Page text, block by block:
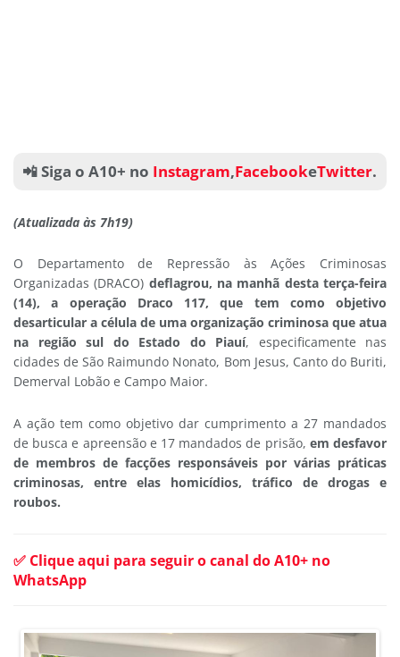
📲 Siga o A10+ no Instagram,FacebookeTwitter.
(Atualizada às 7h19)
O Departamento de Repressão às Ações Criminosas
Organizadas (DRACO) deflagrou, na manhã desta terça-feira
(14), a operação Draco 117, que tem como objetivo
desarticular a célula de uma organização criminosa que atua
na região sul do Estado do Piauí, especificamente nas
cidades de São Raimundo Nonato, Bom Jesus, Canto do Buriti,
Demerval Lobão e Campo Maior.
A ação tem como objetivo dar cumprimento a 27 mandados
de busca e apreensão e 17 mandados de prisão, em desfavor
de membros de facções responsáveis por várias práticas
criminosas, entre elas homicídios, tráfico de drogas e
roubos.
✅ Clique aqui para seguir o canal do A10+ no
WhatsApp